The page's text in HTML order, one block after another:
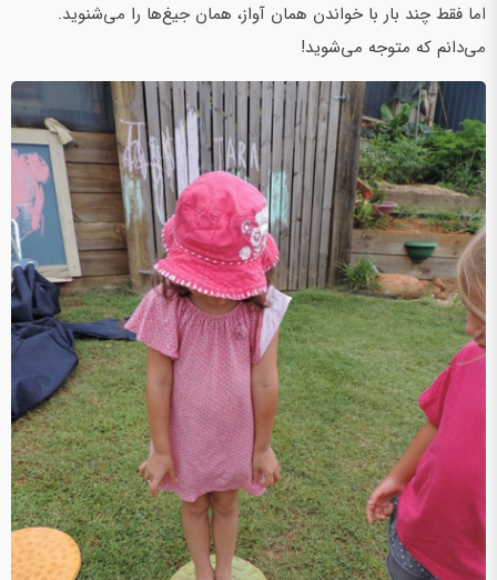
اما فقط چند بار با خواندن همان آواز، همان جیغ‌ها را می‌شنوید.
می‌دانم که متوجه می‌شوید!